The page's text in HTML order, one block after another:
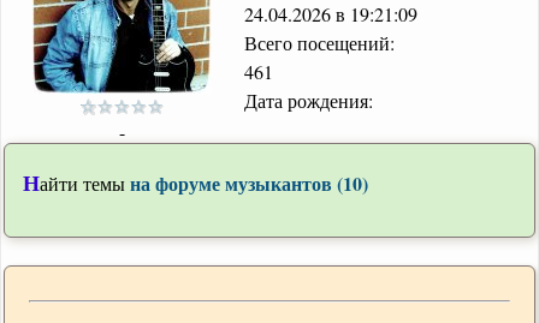
-
24.04.2026 в 19:21:09
Всего посещений:
461
Дата рождения:
Найти темына форуме музыкантов (10)